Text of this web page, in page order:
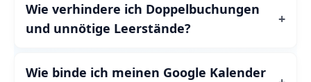
Wie verhindere ich Doppelbuchungen
und unnötige Leerstände?
Wie binde ich meinen Google Kalender